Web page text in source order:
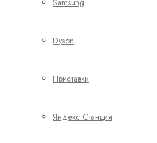
Samsung
Dyson
Приставки
Яндекс Станция